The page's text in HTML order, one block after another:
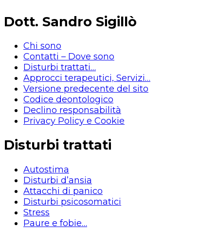
Dott. Sandro Sigillò
Chi sono
Contatti – Dove sono
Disturbi trattati…
Approcci terapeutici, Servizi…
Versione predecente del sito
Codice deontologico
Declino responsabilità
Privacy Policy e Cookie
Disturbi trattati
Autostima
Disturbi d’ansia
Attacchi di panico
Disturbi psicosomatici
Stress
Paure e fobie…